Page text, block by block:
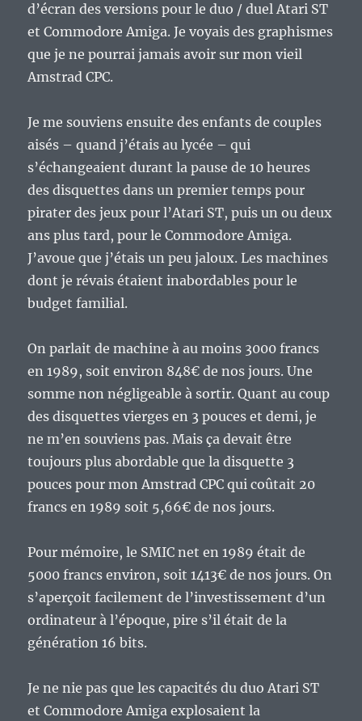
d’écran des versions pour le duo / duel Atari ST
et Commodore Amiga. Je voyais des graphismes
que je ne pourrai jamais avoir sur mon vieil
Amstrad CPC.
Je me souviens ensuite des enfants de couples
aisés – quand j’étais au lycée – qui
s’échangeaient durant la pause de 10 heures
des disquettes dans un premier temps pour
pirater des jeux pour l’Atari ST, puis un ou deux
ans plus tard, pour le Commodore Amiga.
J’avoue que j’étais un peu jaloux. Les machines
dont je révais étaient inabordables pour le
budget familial.
On parlait de machine à au moins 3000 francs
en 1989, soit environ 848€ de nos jours. Une
somme non négligeable à sortir. Quant au coup
des disquettes vierges en 3 pouces et demi, je
ne m’en souviens pas. Mais ça devait être
toujours plus abordable que la disquette 3
pouces pour mon Amstrad CPC qui coûtait 20
francs en 1989 soit 5,66€ de nos jours.
Pour mémoire, le SMIC net en 1989 était de
5000 francs environ, soit 1413€ de nos jours. On
s’aperçoit facilement de l’investissement d’un
ordinateur à l’époque, pire s’il était de la
génération 16 bits.
Je ne nie pas que les capacités du duo Atari ST
et Commodore Amiga explosaient la